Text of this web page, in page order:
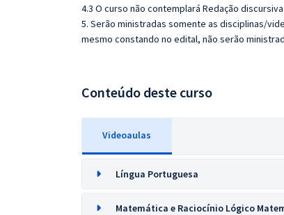
4.3 O curso não contemplará Redação discursiva.
5. Serão ministradas somente as disciplinas/
mesmo constando no edital, não serão
Conteúdo deste curso
Videoaulas
Língua Portuguesa
Matemática e Raciocínio Lógico